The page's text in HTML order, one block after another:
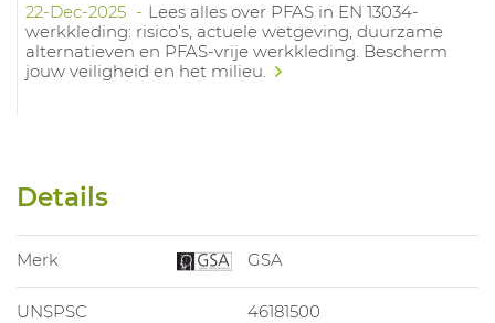
22-Dec-2025
Lees alles over PFAS in EN 13034-
werkkleding: risico’s, actuele wetgeving, duurzame
alternatieven en PFAS-vrije werkkleding. Bescherm
jouw veiligheid en het milieu.
Details
Merk GSA
UNSPSC 46181500